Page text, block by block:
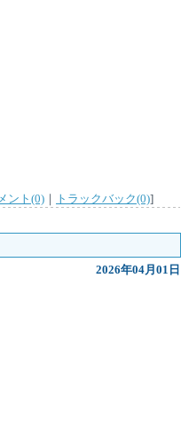
ント(0) ｜ トラックバック(0)]
2026年04月01日